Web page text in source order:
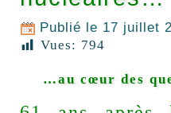
Publié le 17 juillet
Vues: 794
…au cœur des